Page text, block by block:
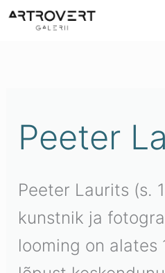
Skip
Peeter
Peeter Laurits (s.
kunstnik ja
looming on alates